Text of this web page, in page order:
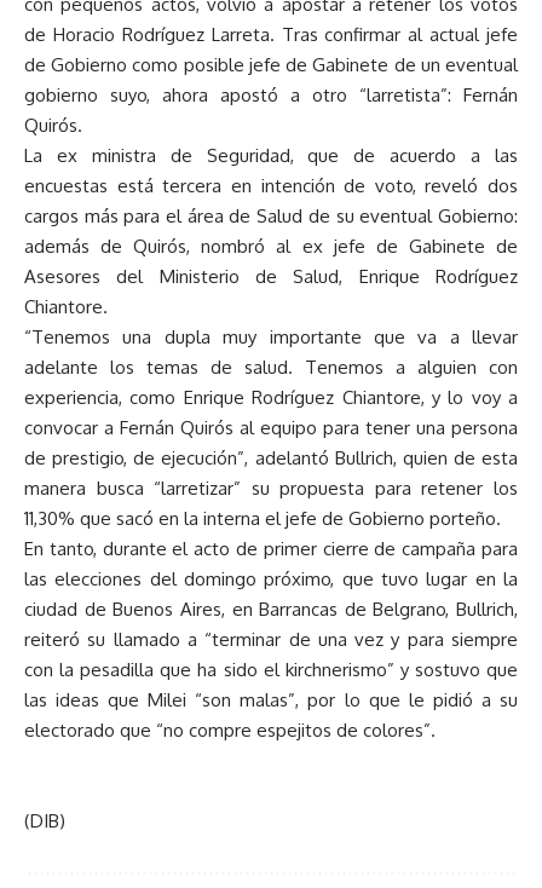
de Horacio Rodríguez Larreta. Tras confirmar al actual jefe
de Gobierno como posible jefe de Gabinete de un eventual
gobierno suyo, ahora apostó a otro “larretista”: Fernán
Quirós.
La ex ministra de Seguridad, que de acuerdo a las
encuestas está tercera en intención de voto, reveló dos
cargos más para el área de Salud de su eventual Gobierno:
además de Quirós, nombró al ex jefe de Gabinete de
Asesores del Ministerio de Salud, Enrique Rodríguez
Chiantore.
“Tenemos una dupla muy importante que va a llevar
adelante los temas de salud. Tenemos a alguien con
experiencia, como Enrique Rodríguez Chiantore, y lo voy a
convocar a Fernán Quirós al equipo para tener una persona
de prestigio, de ejecución”, adelantó Bullrich, quien de esta
manera busca “larretizar” su propuesta para retener los
11,30% que sacó en la interna el jefe de Gobierno porteño.
En tanto, durante el acto de primer cierre de campaña para
las elecciones del domingo próximo, que tuvo lugar en la
ciudad de Buenos Aires, en Barrancas de Belgrano, Bullrich,
reiteró su llamado a “terminar de una vez y para siempre
con la pesadilla que ha sido el kirchnerismo” y sostuvo que
las ideas que Milei “son malas”, por lo que le pidió a su
electorado que “no compre espejitos de colores”.
(DIB)